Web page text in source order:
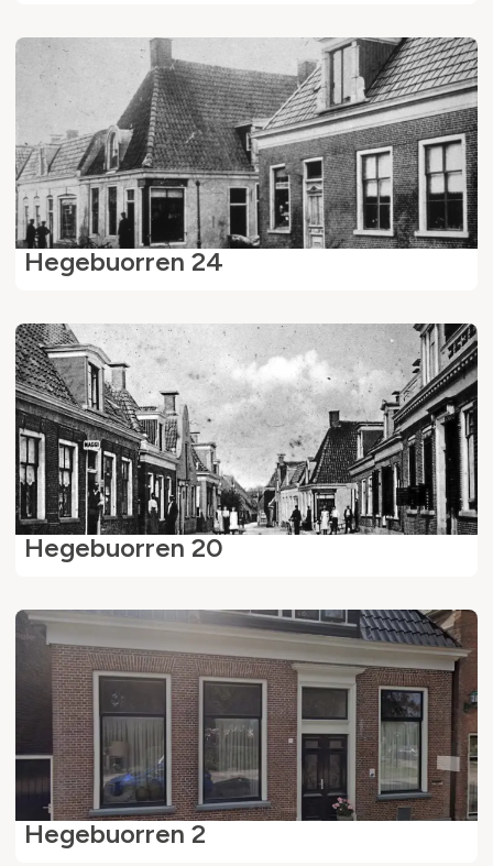
Hegebuorren 24
Hegebuorren 20
Hegebuorren 2